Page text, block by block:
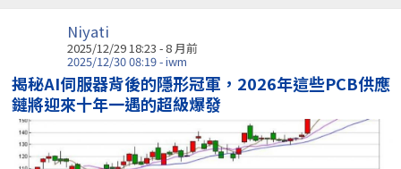
Niyati
2025/12/29 18:23 - 8 月前
2025/12/30 08:19 - iwm
揭秘AI伺服器背後的隱形冠軍，2026年這些PCB供應
鏈將迎來十年一遇的超級爆發